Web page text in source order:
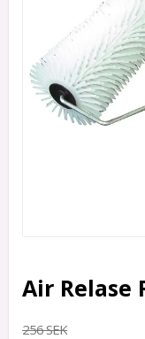
Air Relase
256 SEK